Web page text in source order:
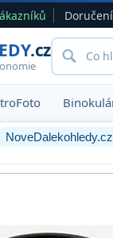
.cz
NoveDalekohledy.cz